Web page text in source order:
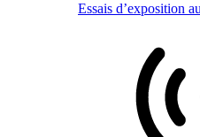
Essais d’exposition